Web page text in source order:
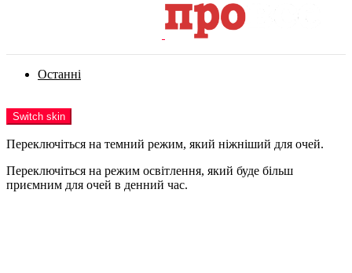
Останні
Switch skin
Переключіться на темний режим, який ніжніший для очей.
Переключіться на режим освітлення, який буде більш
приємним для очей в денний час.